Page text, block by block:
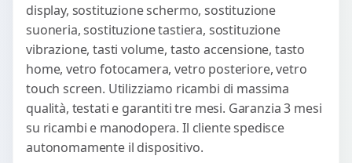
display, sostituzione schermo, sostituzione
suoneria, sostituzione tastiera, sostituzione
vibrazione, tasti volume, tasto accensione, tasto
home, vetro fotocamera, vetro posteriore, vetro
touch screen. Utilizziamo ricambi di massima
qualità, testati e garantiti tre mesi. Garanzia 3 mesi
su ricambi e manodopera. Il cliente spedisce
autonomamente il dispositivo.